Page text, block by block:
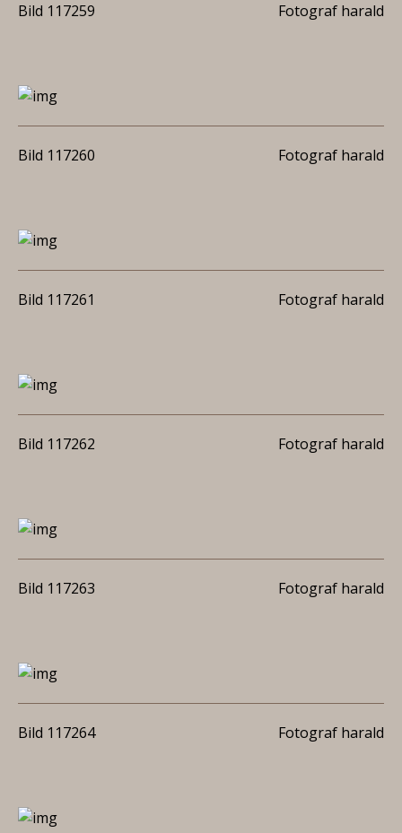
Bild 117259 Fotograf harald
Bild 117260 Fotograf harald
Bild 117261 Fotograf harald
Bild 117262 Fotograf harald
Bild 117263 Fotograf harald
Bild 117264 Fotograf harald